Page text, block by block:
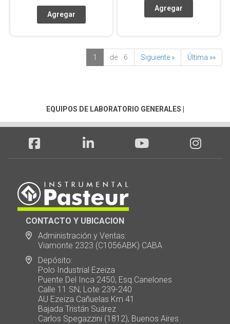
1 de 6 Siguiente » Última »»
EQUIPOS DE LABORATORIO GENERALES
CONTACTO Y UBICACION
Administración y Ventas:
Viamonte 2323 (C1056ABK) CABA
Depósito:
Polo Industrial Ezeiza
Puente Del Inca 2450, Esq.Canelones
Calle 11 SN, Lote 239-240
AU Ezeiza Cañuelas Km 41
Bajada Tristán Suárez
Carlos Spegazzini (1812), Buenos Aires